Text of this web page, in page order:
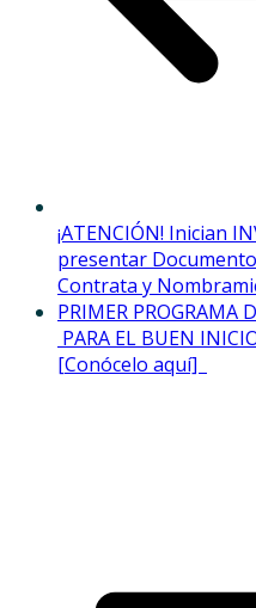
¡ATENCIÓN! Inician
presentar
Contrata y
PRIMER PROGRAMA
PARA EL BUEN
[Conócelo aquí]